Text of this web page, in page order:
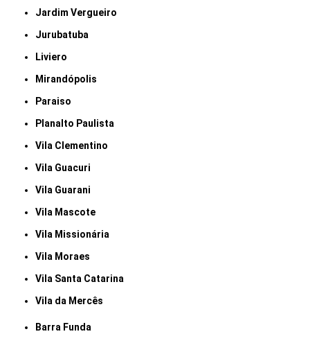
Jardim Vergueiro
Jurubatuba
Liviero
Mirandópolis
Paraiso
Planalto Paulista
Vila Clementino
Vila Guacuri
Vila Guarani
Vila Mascote
Vila Missionária
Vila Moraes
Vila Santa Catarina
Vila da Mercês
Barra Funda